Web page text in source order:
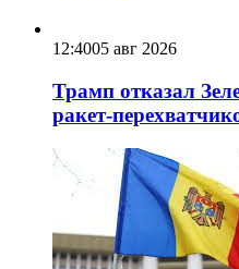
12:4005 авг 2026
Трамп отказал
ракет-